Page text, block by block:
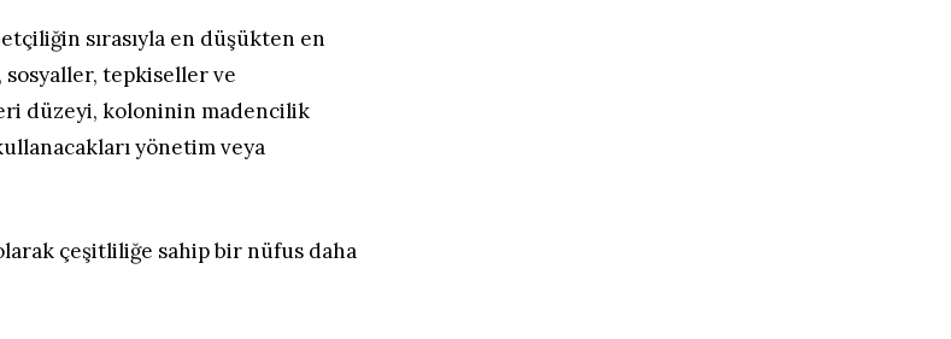
sırasıyla en düşükten en
sosyaller, tepkiseller ve
düzeyi, koloninin madencilik
yönetim veya
çeşitliliğe sahip bir nüfus daha